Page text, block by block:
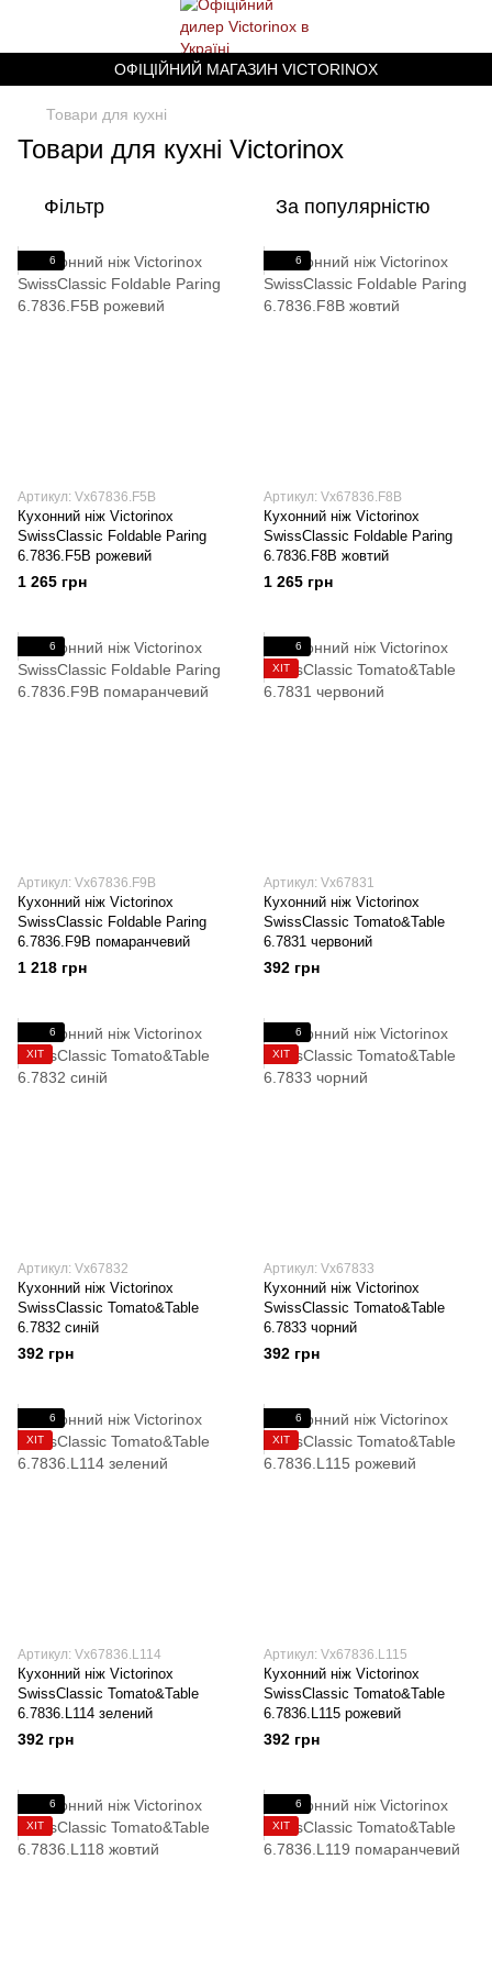
ОФІЦІЙНИЙ МАГАЗИН VICTORINOX
Товари для кухні
Товари для кухні Victorinox
Фільтр За популярністю
6
Артикул: Vx67836.F5B
Кухонний ніж Victorinox
SwissClassic Foldable Paring
6.7836.F5B рожевий
1 265 грн
6
Артикул: Vx67836.F8B
Кухонний ніж Victorinox
SwissClassic Foldable Paring
6.7836.F8B жовтий
1 265 грн
6
Артикул: Vx67836.F9B
Кухонний ніж Victorinox
SwissClassic Foldable Paring
6.7836.F9B помаранчевий
1 218 грн
6
ХІТ
Артикул: Vx67831
Кухонний ніж Victorinox
SwissClassic Tomato&Table
6.7831 червоний
392 грн
6
ХІТ
Артикул: Vx67832
Кухонний ніж Victorinox
SwissClassic Tomato&Table
6.7832 синій
392 грн
6
ХІТ
Артикул: Vx67833
Кухонний ніж Victorinox
SwissClassic Tomato&Table
6.7833 чорний
392 грн
6
ХІТ
Артикул: Vx67836.L114
Кухонний ніж Victorinox
SwissClassic Tomato&Table
6.7836.L114 зелений
392 грн
6
ХІТ
Артикул: Vx67836.L115
Кухонний ніж Victorinox
SwissClassic Tomato&Table
6.7836.L115 рожевий
392 грн
6
ХІТ
6
ХІТ